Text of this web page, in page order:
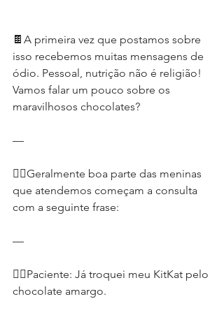
🍫A primeira vez que postamos sobre
isso recebemos muitas mensagens de
ódio. Pessoal, nutrição não é religião!
Vamos falar um pouco sobre os
maravilhosos chocolates?
—
🙇‍♀️Geralmente boa parte das meninas
que atendemos começam a consulta
com a seguinte frase:
—
🙇‍♀️Paciente: Já troquei meu KitKat pelo
chocolate amargo.